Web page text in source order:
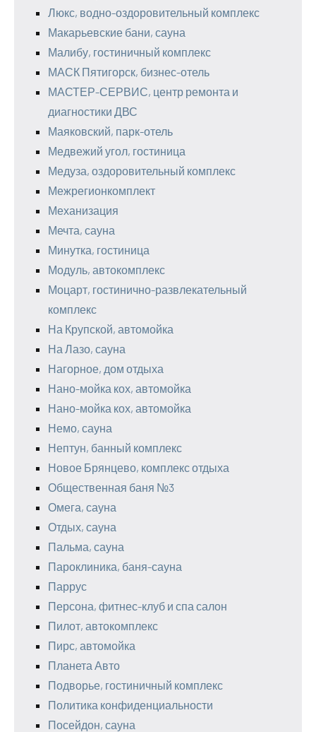
Люкс, водно-оздоровительный комплекс
Макарьевские бани, сауна
Малибу, гостиничный комплекс
МАСК Пятигорск, бизнес-отель
МАСТЕР-СЕРВИС, центр ремонта и
диагностики ДВС
Маяковский, парк-отель
Медвежий угол, гостиница
Медуза, оздоровительный комплекс
Межрегионкомплект
Механизация
Мечта, сауна
Минутка, гостиница
Модуль, автокомплекс
Моцарт, гостинично-развлекательный
комплекс
На Крупской, автомойка
На Лазо, сауна
Нагорное, дом отдыха
Нано-мойка кох, автомойка
Нано-мойка кох, автомойка
Немо, сауна
Нептун, банный комплекс
Новое Брянцево, комплекс отдыха
Общественная баня №3
Омега, сауна
Отдых, сауна
Пальма, сауна
Пароклиника, баня-сауна
Паррус
Персона, фитнес-клуб и спа салон
Пилот, автокомплекс
Пирс, автомойка
Планета Авто
Подворье, гостиничный комплекс
Политика конфиденциальности
Посейдон, сауна